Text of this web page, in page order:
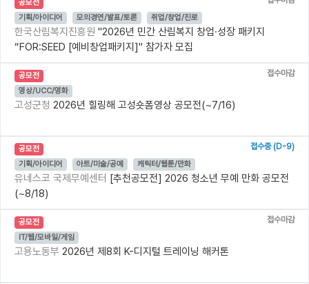
기획/아이디어
모의경연/발표/토론 취업/창업/진로
한국산림복지진흥원 "2026년 민간 산림복지 창업·성장 패키지
“FOR:SEED [예비창업패키지]" 참가자 모집
공모전
접수마감
영상/UCC/영화
고성군청 2026년 힐링해 고성숏폼영상 공모전(~7/16)
공모전
접수중 (D-9)
기획/아이디어
아트/미술/공예 캐릭터/웹툰/만화
유네스코 국제무예센터 [추천공모전] 2026 청소년 무예 만화 공모전
(~8/18)
공모전
접수마감
IT/웹/모바일/게임
고용노동부 2026년 제8회 K-디지털 트레이닝 해커톤